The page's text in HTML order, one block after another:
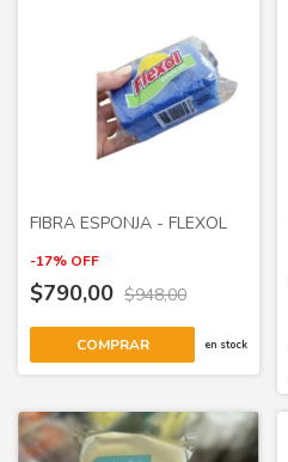
FIBRA ESPONJA - FLEXOL
-17% OFF
$790,00 $948,00
COMPRAR en stock